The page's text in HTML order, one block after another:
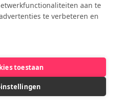
aan te
te verbeteren en
toestaan
instellingen